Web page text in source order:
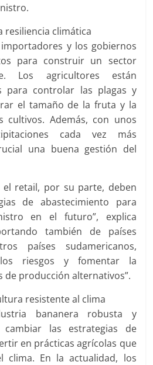
resiliencia climática
y los gobiernos
para construir un sector
Los agricultores están
para controlar las plagas y
el tamaño de la fruta y la
cultivos. Además, con unos
cada vez más
una buena gestión del
el retail, por su parte, deben
de abastecimiento para
en el futuro”, explica
también de países
países sudamericanos,
riesgos y fomentar la
de producción alternativos”.
resistente al clima
bananera robusta y
cambiar las estrategias de
en prácticas agrícolas que
clima. En la actualidad, los